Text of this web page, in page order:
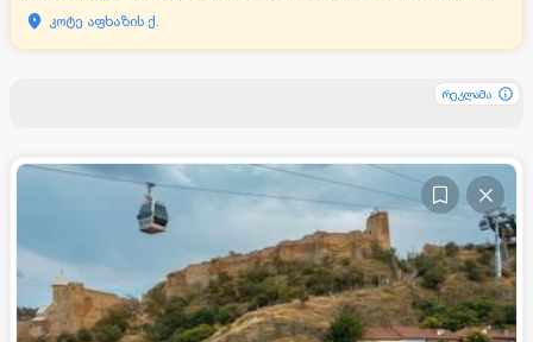
კოტე აფხაზის ქ.
რეკლამა
რეკლამა
რეკლამა